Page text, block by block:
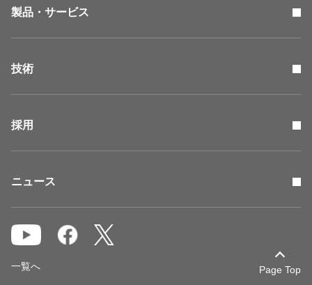
製品・サービス
技術
採用
ニュース
Page Top
一覧へ